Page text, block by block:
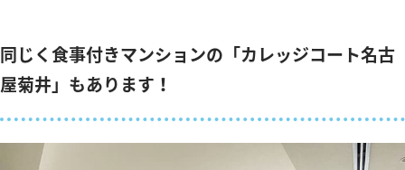
同じく食事付きマンションの「カレッジコート名古
屋菊井」もあります！